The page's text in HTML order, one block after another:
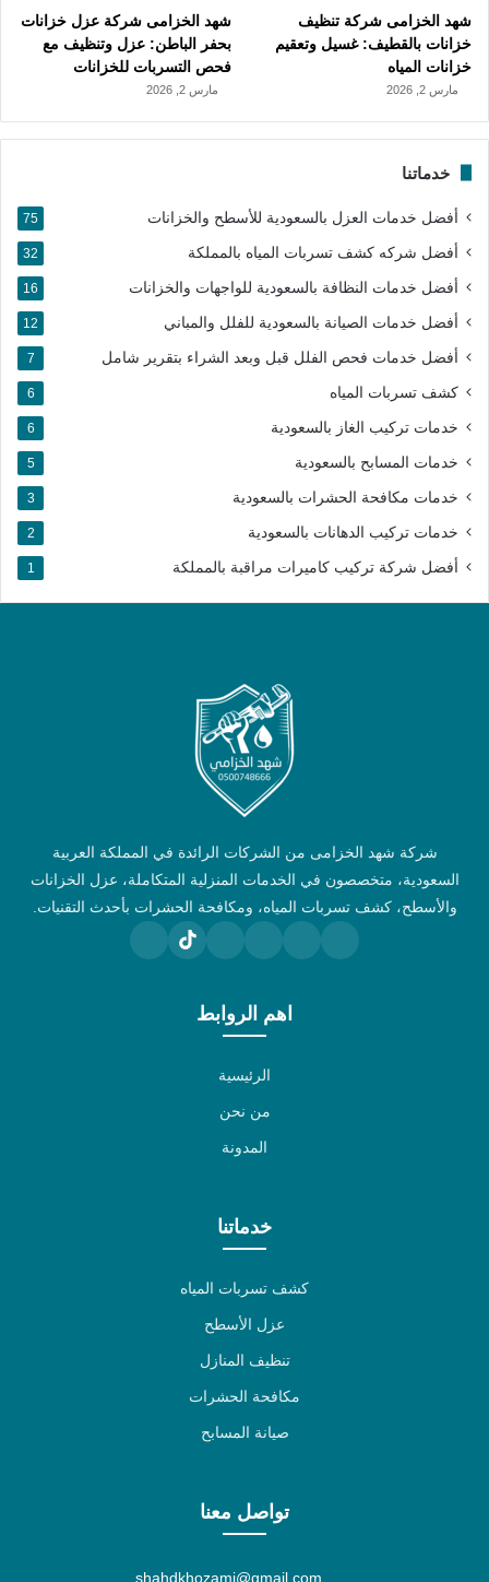
شهد الخزامى شركة تنظيف
خزانات بالقطيف: غسيل وتعقيم
خزانات المياه
مارس 2, 2026
شهد الخزامى شركة عزل خزانات
بحفر الباطن: عزل وتنظيف مع
فحص التسربات للخزانات
مارس 2, 2026
خدماتنا
أفضل خدمات العزل بالسعودية للأسطح والخزانات 75
أفضل شركه كشف تسربات المياه بالمملكة 32
أفضل خدمات النظافة بالسعودية للواجهات والخزانات 16
أفضل خدمات الصيانة بالسعودية للفلل والمباني 12
أفضل خدمات فحص الفلل قبل وبعد الشراء بتقرير شامل 7
كشف تسربات المياه 6
خدمات تركيب الغاز بالسعودية 6
خدمات المسابح بالسعودية 5
خدمات مكافحة الحشرات بالسعودية 3
خدمات تركيب الدهانات بالسعودية 2
أفضل شركة تركيب كاميرات مراقبة بالمملكة​ 1
شركة شهد الخزامى من الشركات الرائدة في المملكة العربية
السعودية، متخصصون في الخدمات المنزلية المتكاملة، عزل الخزانات
والأسطح، كشف تسربات المياه، ومكافحة الحشرات بأحدث التقنيات.
اهم الروابط
الرئيسية
من نحن
المدونة
خدماتنا
كشف تسربات المياه
عزل الأسطح
تنظيف المنازل
مكافحة الحشرات
صيانة المسابح
تواصل معنا
shahdkhozami@gmail.com